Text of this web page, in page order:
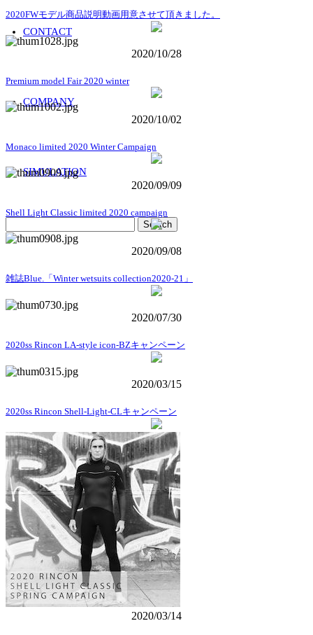
CONTACT
COMPANY
SIMULATION
2020FWモデル商品説明動画用意させて頂きました。
2020/10/28
Premium model Fair 2020 winter
2020/10/02
Monaco limited 2020 Winter Campaign
2020/09/09
Shell Light Classic limited 2020 campaign
2020/09/08
雑誌Blue.「Winter wetsuits collection2020-21」
2020/07/30
2020ss Rincon LA-style icon-BZキャンペーン
2020/03/15
2020ss Rincon Shell-Light-CLキャンペーン
2020/03/14